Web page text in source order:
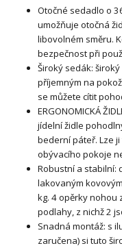
Otočné sedadlo o
umožňuje otočná
libovolném směru.
bezpečnost při
Široký sedák:
příjemným na
se můžete cítit
ERGONOMICKÁ
jídelní židle
bederní páteř. Lze
obývacího pokoje
Robustní a stabilní:
lakovaným
kg. 4 opěrky
podlahy, z nichž 2
Snadná montáž: s
zaručena) si tuto